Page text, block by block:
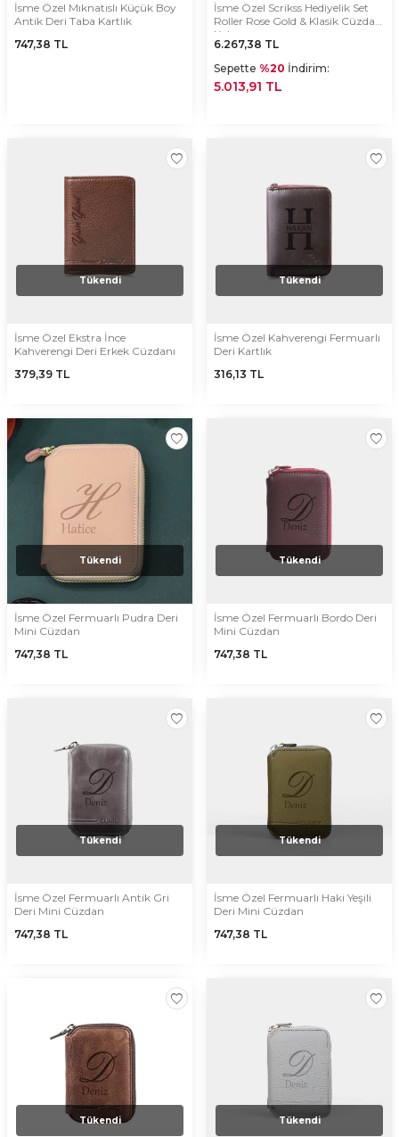
İsme Özel Mıknatıslı Küçük Boy
Antik Deri Taba Kartlık
747,38 TL
İsme Özel Scrikss Hediyelik Set
Roller Rose Gold & Klasik Cüzdan
Kahve
6.267,38 TL
Sepette %20 İndirim:
5.013,91 TL
Tükendi
İsme Özel Ekstra İnce
Kahverengi Deri Erkek Cüzdanı
379,39 TL
Tükendi
İsme Özel Kahverengi Fermuarlı
Deri Kartlık
316,13 TL
Tükendi
İsme Özel Fermuarlı Pudra Deri
Mini Cüzdan
747,38 TL
Tükendi
İsme Özel Fermuarlı Bordo Deri
Mini Cüzdan
747,38 TL
Tükendi
İsme Özel Fermuarlı Antik Gri
Deri Mini Cüzdan
747,38 TL
Tükendi
İsme Özel Fermuarlı Haki Yeşili
Deri Mini Cüzdan
747,38 TL
Tükendi Tükendi